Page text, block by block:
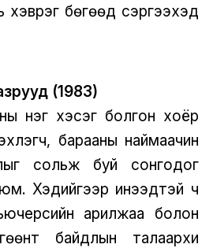
хэврэг бөгөөд сэргээхэд
(1983)
нэг хэсэг болгон хоёр
барааны наймаачин
сольж буй сонгодог
Хэдийгээр инээдтэй ч
арилжаа болон
байдлын талаархи